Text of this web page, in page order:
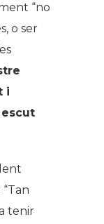
“no
o ser
i
tenir